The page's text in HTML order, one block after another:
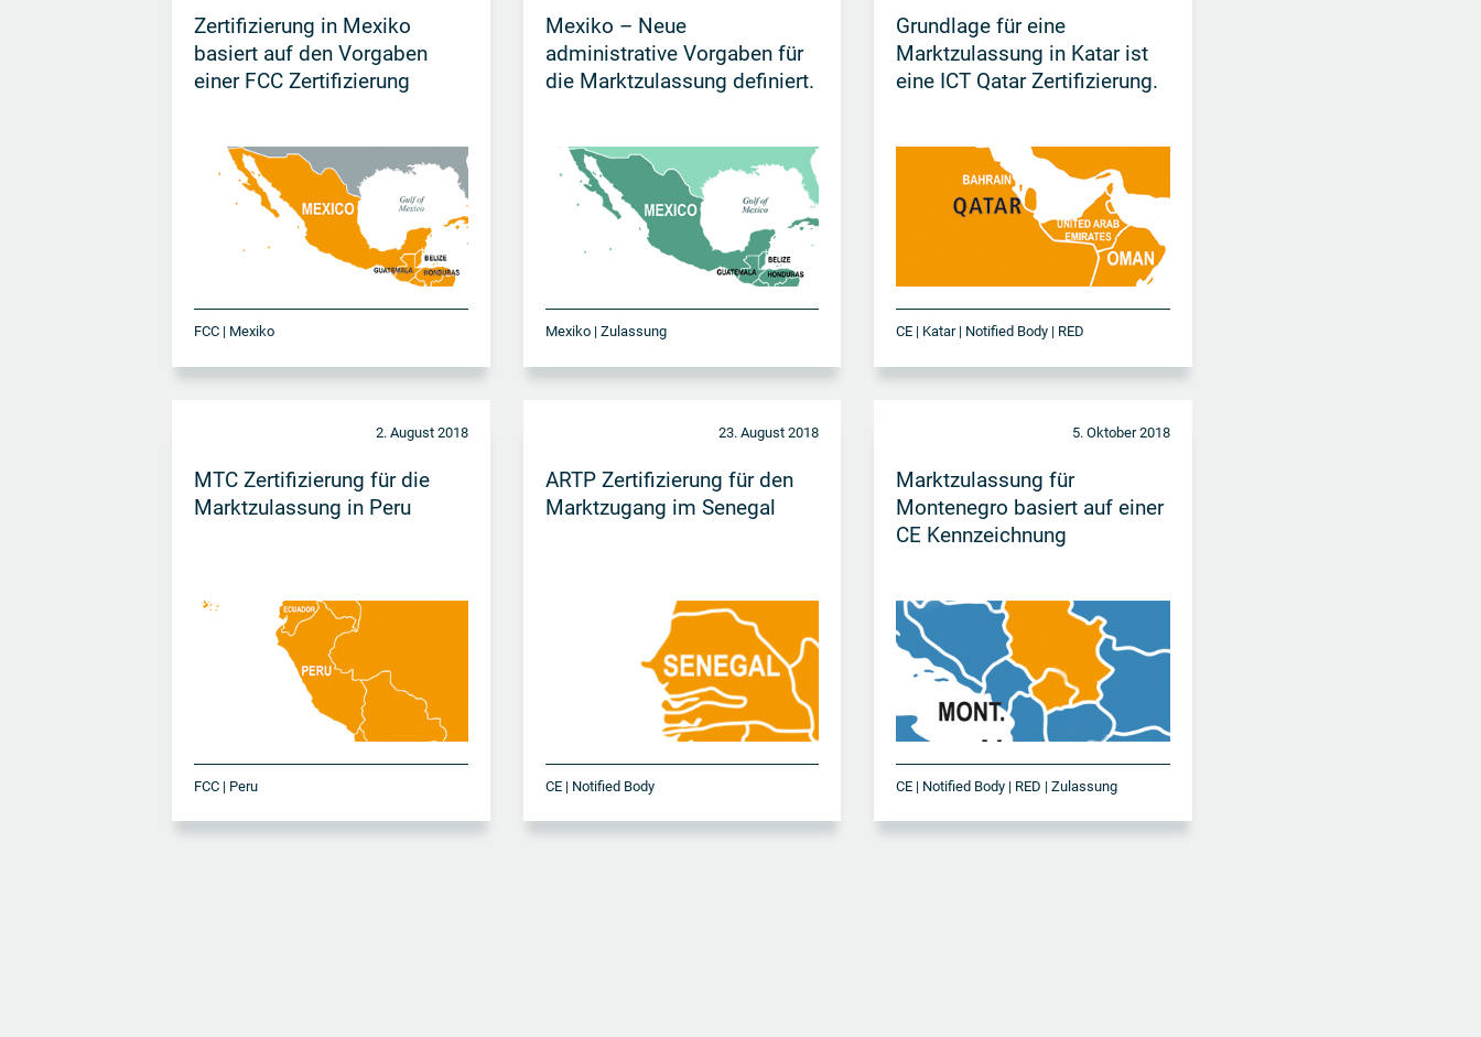
Zertifizierung in Mexiko
basiert auf den Vorgaben
einer FCC Zertifizierung
FCC | Mexiko
Mexiko – Neue
administrative Vorgaben für
die Marktzulassung definiert.
Mexiko | Zulassung
Grundlage für eine
Marktzulassung in Katar ist
eine ICT Qatar Zertifizierung.
CE | Katar | Notified Body | RED
2. August 2018
MTC Zertifizierung für die
Marktzulassung in Peru
FCC | Peru
23. August 2018
ARTP Zertifizierung für den
Marktzugang im Senegal
CE | Notified Body
5. Oktober 2018
Marktzulassung für
Montenegro basiert auf einer
CE Kennzeichnung
CE | Notified Body | RED | Zulassung